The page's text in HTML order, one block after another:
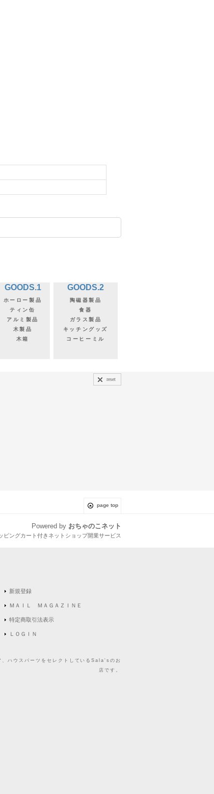
GOODS.1
ホーロー製品
ティン缶
アルミ製品
木製品
木箱
GOODS.2
陶磁器製品
食器
ガラス製品
キッチングッズ
コーヒーミル
reset
page top
Powered by おちゃのこネット
ピングカート付きネットショップ開業サービス
新規登録
ＭＡＩＬ ＭＡＧＡＺＩＮＥ
特定商取引法表示
ＬＯＧＩＮ
ハウスパーツをセレクトしているSala'sのお
店です。